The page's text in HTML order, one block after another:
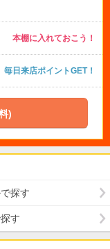
本棚に入れておこう！
毎日来店ポイントGET！
)
探す
す